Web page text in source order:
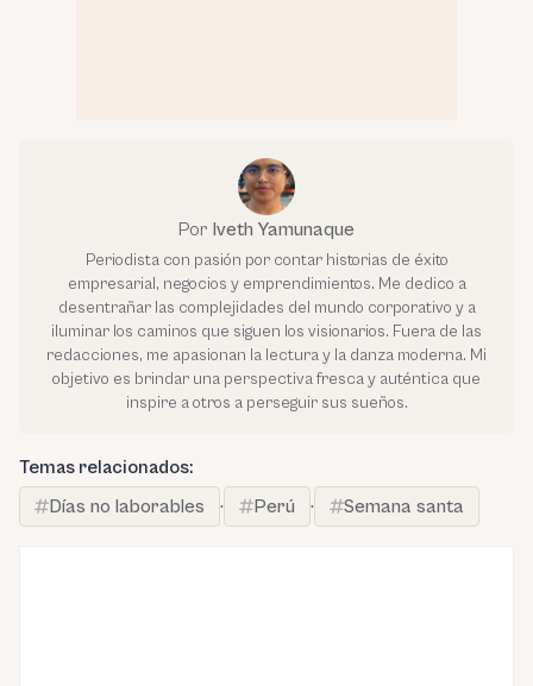
Por Iveth Yamunaque
Periodista con pasión por contar historias de éxito
empresarial, negocios y emprendimientos. Me dedico a
desentrañar las complejidades del mundo corporativo y a
iluminar los caminos que siguen los visionarios. Fuera de las
redacciones, me apasionan la lectura y la danza moderna. Mi
objetivo es brindar una perspectiva fresca y auténtica que
inspire a otros a perseguir sus sueños.
Temas relacionados:
Días no laborables
· Perú · Semana santa